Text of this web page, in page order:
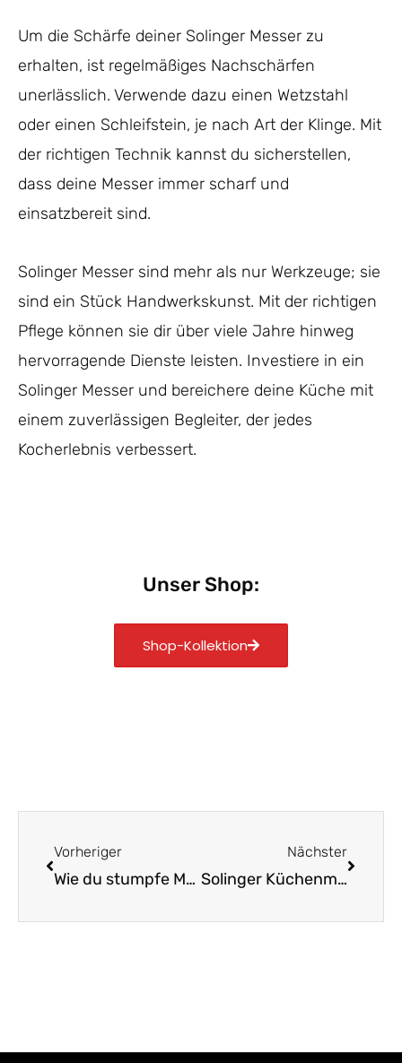
Um die Schärfe deiner Solinger Messer zu
erhalten, ist regelmäßiges Nachschärfen
unerlässlich. Verwende dazu einen Wetzstahl
oder einen Schleifstein, je nach Art der Klinge. Mit
der richtigen Technik kannst du sicherstellen,
dass deine Messer immer scharf und
einsatzbereit sind.
Solinger Messer sind mehr als nur Werkzeuge; sie
sind ein Stück Handwerkskunst. Mit der richtigen
Pflege können sie dir über viele Jahre hinweg
hervorragende Dienste leisten. Investiere in ein
Solinger Messer und bereichere deine Küche mit
einem zuverlässigen Begleiter, der jedes
Kocherlebnis verbessert.
Unser Shop:
Shop-Kollektion
Vorheriger
Wie du stumpfe Messer erkennst und schärfst
Nächster
Solinger Küchenmesser: Tradition trifft auf Innovation